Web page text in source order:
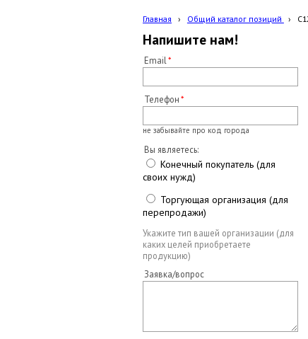
Главная › Общий каталог позиций ›
Напишите нам!
Email
Телефон
не забывайте про код города
Вы являетесь:
Конечный покупатель (для
своих нужд)
Торгующая организация (для
перепродажи)
Укажите тип вашей организации (для
каких целей приобретаете
продукцию)
Заявка/вопрос